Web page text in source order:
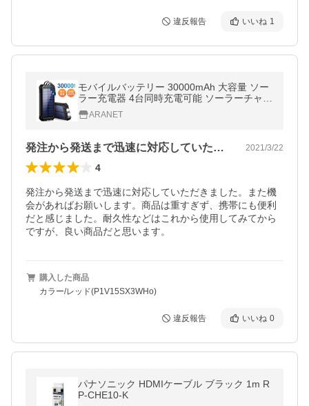
違反報告 いいね 1
モバイルバッテリー 30000mAh 大容量 ソー
ラー充電器 4台同時充電可能 ソーラーチャー
ジャー PSE認証済(P1V15SX3WHe)
ARANET
発注から発送まで迅速に対応していただき… 2021/3/22
4
発注から発送まで迅速に対応していただきました。また機
会があればお願いします。商品は重すぎず、携帯にも便利
だと感じました。耐久性などはこれから使用してみてから
ですが、良い商品だと思います。
購入した商品
カラー/レッド(P1V15SX3WHo)
違反報告 いいね 0
パナソニック HDMIケーブル ブラック 1m R
P-CHE10-K